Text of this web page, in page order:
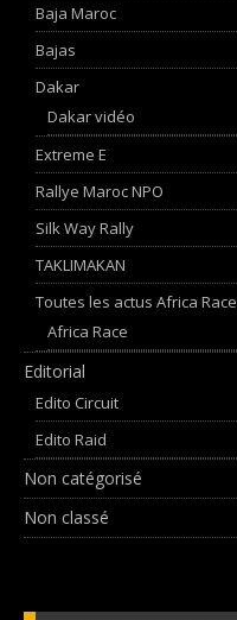
Baja Maroc
Bajas
Dakar
Dakar vidéo
Extreme E
Rallye Maroc NPO
Silk Way Rally
TAKLIMAKAN
Toutes les actus Africa Race
Africa Race
Editorial
Edito Circuit
Edito Raid
Non catégorisé
Non classé